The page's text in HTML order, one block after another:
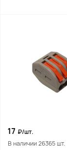
17 ₽/шт.
В наличии 26365 шт.